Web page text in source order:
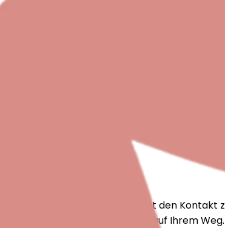
schnell und unkompliziert den Kontakt
und persönlicher Erfahrung auf Ihrem Weg.